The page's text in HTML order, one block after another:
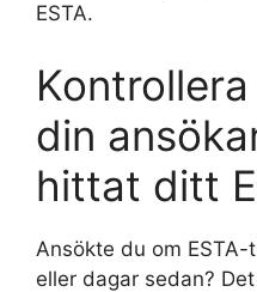
ESTA.
din
hittat ditt
Ansökte du om
eller dagar sedan?